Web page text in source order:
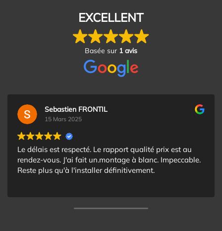
EXCELLENT
Basée sur 1 avis
Sebastien FRONTIL
15 Mars 2025
Le délais est respecté. Le rapport qualité prix est au
rendez-vous. J'ai fait un.montage à blanc. Impeccable.
Reste plus qu'à l'installer définitivement.